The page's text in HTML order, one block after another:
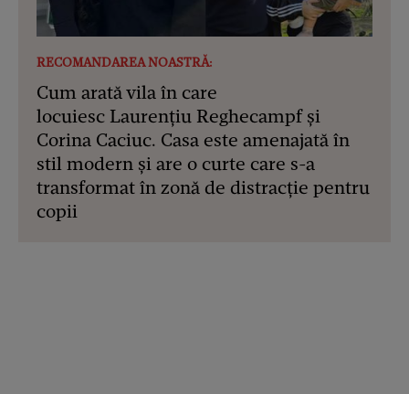
RECOMANDAREA NOASTRĂ:
Cum arată vila în care
locuiesc Laurențiu Reghecampf și
Corina Caciuc. Casa este amenajată în
stil modern și are o curte care s-a
transformat în zonă de distracție pentru
copii